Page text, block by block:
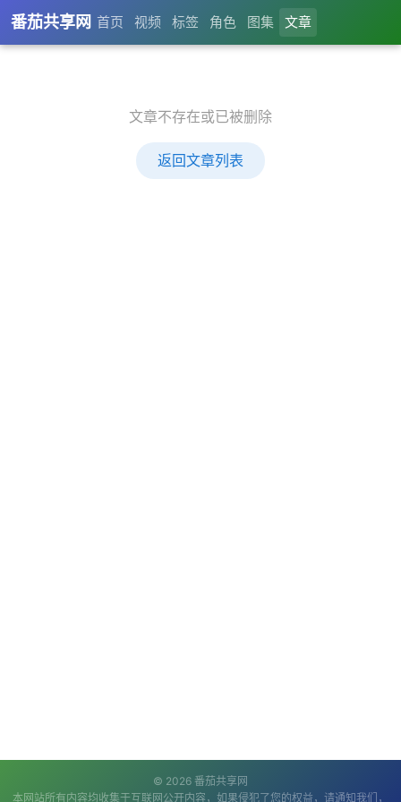
番茄共享网 首页 视频 标签 角色 图集 文章
文章不存在或已被删除
返回文章列表
© 2026 番茄共享网
本网站所有内容均收集于互联网公开内容，如果侵犯了您的权益，请通知我们，